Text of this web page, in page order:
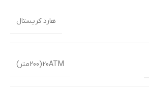
هارد کریستال
20ATM(200متر)